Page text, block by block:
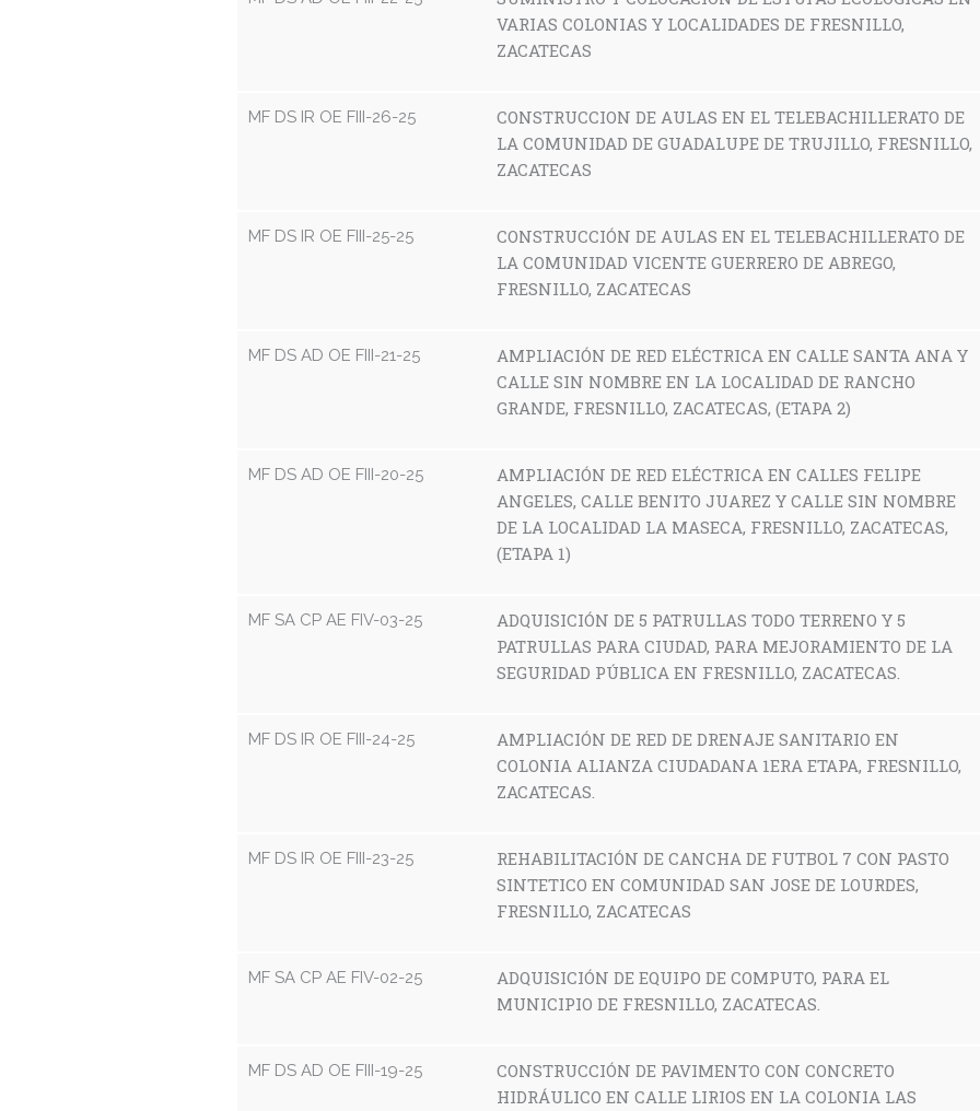
VARIAS COLONIAS Y LOCALIDADES DE FRESNILLO,
ZACATECAS
MF DS IR OE FIII-26-25
CONSTRUCCION DE AULAS EN EL TELEBACHILLERATO DE
LA COMUNIDAD DE GUADALUPE DE TRUJILLO, FRESNILLO,
ZACATECAS
MF DS IR OE FIII-25-25
CONSTRUCCIÓN DE AULAS EN EL TELEBACHILLERATO DE
LA COMUNIDAD VICENTE GUERRERO DE ABREGO,
FRESNILLO, ZACATECAS
MF DS AD OE FIII-21-25
AMPLIACIÓN DE RED ELÉCTRICA EN CALLE SANTA ANA Y
CALLE SIN NOMBRE EN LA LOCALIDAD DE RANCHO
GRANDE, FRESNILLO, ZACATECAS, (ETAPA 2)
MF DS AD OE FIII-20-25
AMPLIACIÓN DE RED ELÉCTRICA EN CALLES FELIPE
ANGELES, CALLE BENITO JUAREZ Y CALLE SIN NOMBRE
DE LA LOCALIDAD LA MASECA, FRESNILLO, ZACATECAS,
(ETAPA 1)
MF SA CP AE FIV-03-25
ADQUISICIÓN DE 5 PATRULLAS TODO TERRENO Y 5
PATRULLAS PARA CIUDAD, PARA MEJORAMIENTO DE LA
SEGURIDAD PÚBLICA EN FRESNILLO, ZACATECAS.
MF DS IR OE FIII-24-25
AMPLIACIÓN DE RED DE DRENAJE SANITARIO EN
COLONIA ALIANZA CIUDADANA 1ERA ETAPA, FRESNILLO,
ZACATECAS.
MF DS IR OE FIII-23-25
REHABILITACIÓN DE CANCHA DE FUTBOL 7 CON PASTO
SINTETICO EN COMUNIDAD SAN JOSE DE LOURDES,
FRESNILLO, ZACATECAS
MF SA CP AE FIV-02-25
ADQUISICIÓN DE EQUIPO DE COMPUTO, PARA EL
MUNICIPIO DE FRESNILLO, ZACATECAS.
MF DS AD OE FIII-19-25
CONSTRUCCIÓN DE PAVIMENTO CON CONCRETO
HIDRÁULICO EN CALLE LIRIOS EN LA COLONIA LAS